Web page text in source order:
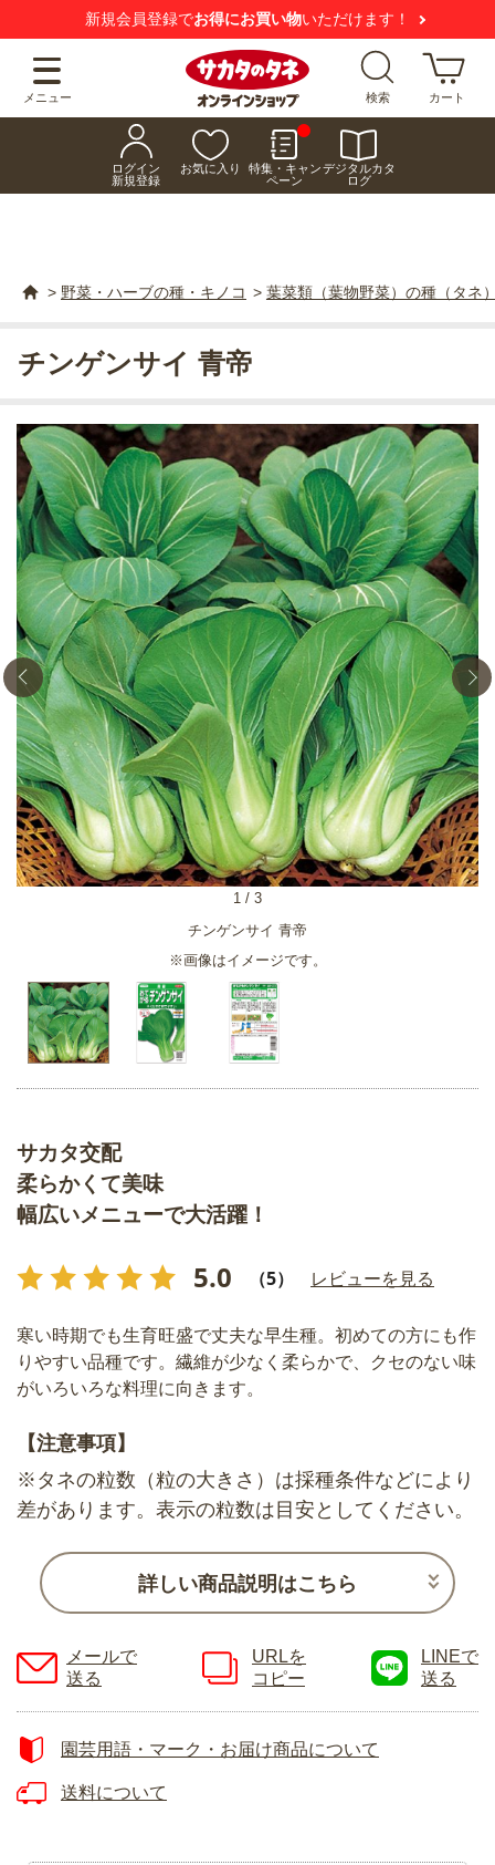
新規会員登録でお得にお買い物いただけます！
メニュー 検索 カート
ログイン
新規登録
お気に入り
特集・キャン
ペーン
デジタルカタ
ログ
> 野菜・ハーブの種・キノコ > 葉菜類（葉物野菜）の種（タネ
チンゲンサイ 青帝
※画像はイメージです。
1 / 3
チンゲンサイ 青帝
サカタ交配
柔らかくて美味
幅広いメニューで大活躍！
5.0 （5） レビューを見る
寒い時期でも生育旺盛で丈夫な早生種。初めての方にも作
りやすい品種です。繊維が少なく柔らかで、クセのない味
がいろいろな料理に向きます。
【注意事項】
※タネの粒数（粒の大きさ）は採種条件などにより
差があります。表示の粒数は目安としてください。
詳しい商品説明はこちら
メールで
送る
URLを
コピー
LINEで
送る
園芸用語・マーク・お届け商品について
送料について